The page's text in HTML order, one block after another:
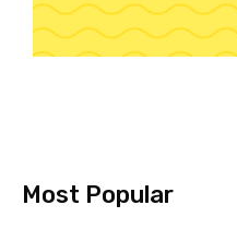
Most Popular